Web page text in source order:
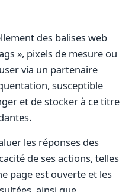
des balises web
», pixels de mesure ou
via un partenaire
susceptible
et de stocker à ce titre
les réponses des
de ses actions, telles
page est ouverte et les